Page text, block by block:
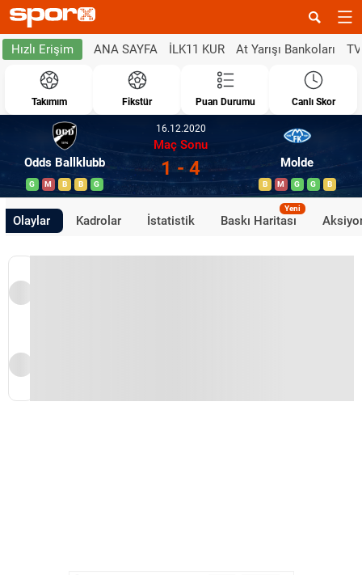
Hızlı Erişim ANA SAYFA İLK11 KUR At Yarışı Bankoları
Takımım Fikstür Puan Durumu Canlı Skor
Odds Ballklubb
G M B B G
16.12.2020
Maç Sonu
1 - 4 Molde
B M G G B
Olaylar Kadrolar İstatistik Baskı Haritası
Yeni